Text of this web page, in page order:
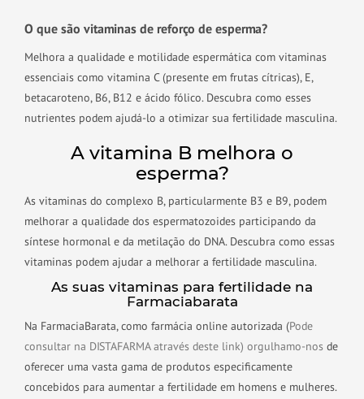
O que são vitaminas de reforço de esperma?
Melhora a qualidade e motilidade espermática com vitaminas
essenciais como vitamina C (presente em frutas cítricas), E,
betacaroteno, B6, B12 e ácido fólico. Descubra como esses
nutrientes podem ajudá-lo a otimizar sua fertilidade masculina.
A vitamina B melhora o
esperma?
As vitaminas do complexo B, particularmente B3 e B9, podem
melhorar a qualidade dos espermatozoides participando da
síntese hormonal e da metilação do DNA. Descubra como essas
vitaminas podem ajudar a melhorar a fertilidade masculina.
As suas vitaminas para fertilidade na
Farmaciabarata
Na FarmaciaBarata, como farmácia online autorizada (Pode
consultar na DISTAFARMA através deste link) orgulhamo-nos de
oferecer uma vasta gama de produtos especificamente
concebidos para aumentar a fertilidade em homens e mulheres.